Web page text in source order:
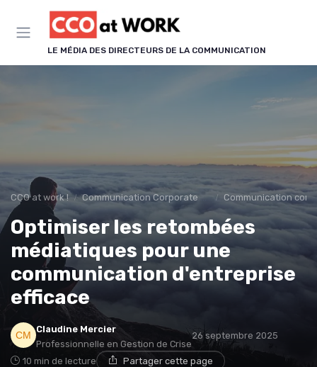
LE MÉDIA DES DIRECTEURS DE LA COMMUNICATION
CCO at work ! Communication Corporate & Institutionnelle Communication
Optimiser les retombées
médiatiques pour une
communication d'entreprise
efficace
Claudine Mercier
Professionnelle en Gestion de Crise
26 septembre 2025
10 min de lecture Partager cette page
Panneau de gestion des cookies